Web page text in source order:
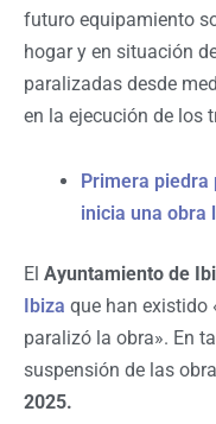
futuro equipamiento
hogar y en situación
paralizadas desde
en la ejecución de los
Primera piedra
inicia una obra
El Ayuntamiento de
Ibiza que han existido
paralizó la obra». En
suspensión de las
2025.